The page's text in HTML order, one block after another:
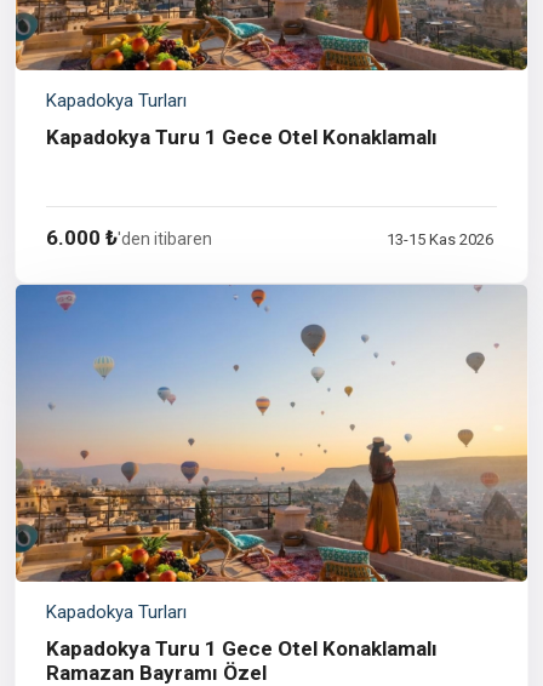
Kapadokya Turları
Kapadokya Turu 1 Gece Otel Konaklamalı
6.000 ₺'den itibaren 13-15 Kas 2026
Kapadokya Turları
Kapadokya Turu 1 Gece Otel Konaklamalı
Ramazan Bayramı Özel